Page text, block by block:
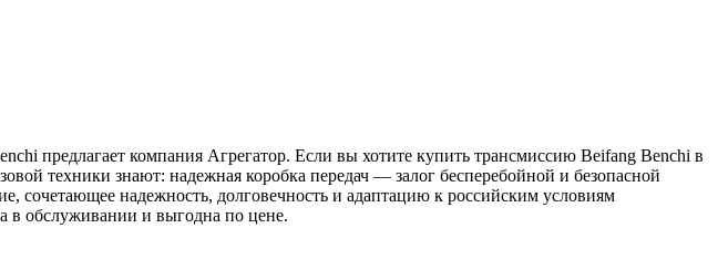
предлагает компания Агрегатор. Если вы хотите купить трансмиссию Beifang Benchi в
техники знают: надежная коробка передач — залог бесперебойной и безопасной
надежность, долговечность и адаптацию к российским условиям
в обслуживании и выгодна по цене.